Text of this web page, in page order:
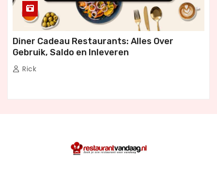
Diner Cadeau Restaurants: Alles Over
Gebruik, Saldo en Inleveren
Rick